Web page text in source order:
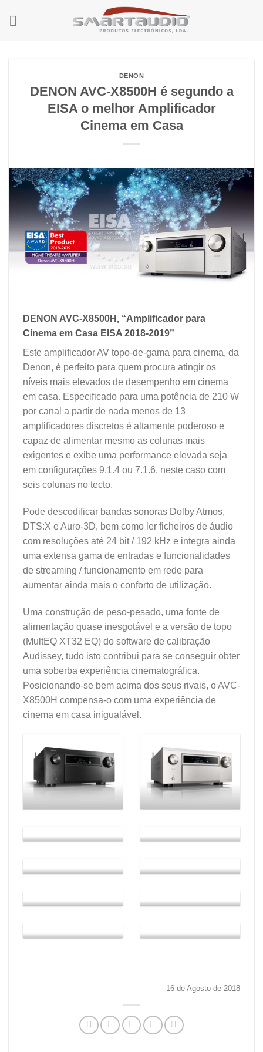
DENON
DENON AVC-X8500H é segundo a
EISA o melhor Amplificador
Cinema em Casa
DENON AVC-X8500H, “Amplificador para
Cinema em Casa EISA 2018-2019”
Este amplificador AV topo-de-gama para cinema, da
Denon, é perfeito para quem procura atingir os
níveis mais elevados de desempenho em cinema
em casa. Especificado para uma potência de 210 W
por canal a partir de nada menos de 13
amplificadores discretos é altamente poderoso e
capaz de alimentar mesmo as colunas mais
exigentes e exibe uma performance elevada seja
em configurações 9.1.4 ou 7.1.6, neste caso com
seis colunas no tecto.
Pode descodificar bandas sonoras Dolby Atmos,
DTS:X e Auro-3D, bem como ler ficheiros de áudio
com resoluções até 24 bit / 192 kHz e integra ainda
uma extensa gama de entradas e funcionalidades
de streaming / funcionamento em rede para
aumentar ainda mais o conforto de utilização.
Uma construção de peso-pesado, uma fonte de
alimentação quase inesgotável e a versão de topo
(MultEQ XT32 EQ) do software de calibração
Audissey, tudo isto contribui para se conseguir obter
uma soberba experiência cinematográfica.
Posicionando-se bem acima dos seus rivais, o AVC-
X8500H compensa-o com uma experiência de
cinema em casa inigualável.
16 de Agosto de 2018